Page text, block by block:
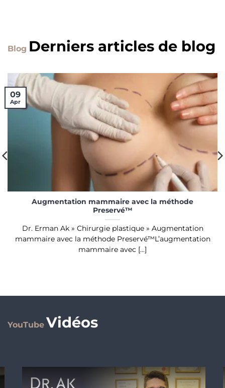
Blog Derniers articles de blog
Augmentation mammaire avec la méthode
Preservé™
Dr. Erman Ak » Chirurgie plastique » Augmentation
mammaire avec la méthode Preservé™L’augmentation
mammaire avec [...]
09
Apr
YouTube Vidéos